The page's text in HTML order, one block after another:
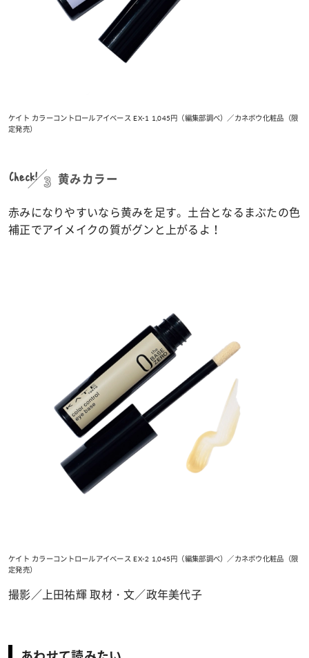
ケイト カラーコントロールアイベース EX-1 1,045円（編集部調べ）／カネボウ化粧品（限
定発売）
Check! 3 黄みカラー
赤みになりやすいなら黄みを足す。土台となるまぶたの色
補正でアイメイクの質がグンと上がるよ！
ケイト カラーコントロールアイベース EX-2 1,045円（編集部調べ）／カネボウ化粧品（限
定発売）
撮影／上田祐輝 取材・文／政年美代子